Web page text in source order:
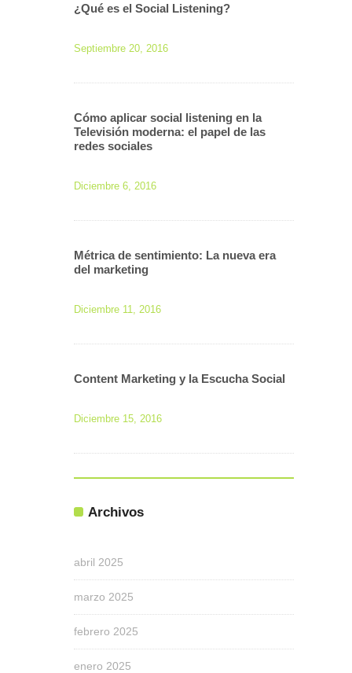
¿Qué es el Social Listening?
Septiembre 20, 2016
Cómo aplicar social listening en la
Televisión moderna: el papel de las
redes sociales
Diciembre 6, 2016
Métrica de sentimiento: La nueva era
del marketing
Diciembre 11, 2016
Content Marketing y la Escucha Social
Diciembre 15, 2016
Archivos
abril 2025
marzo 2025
febrero 2025
enero 2025